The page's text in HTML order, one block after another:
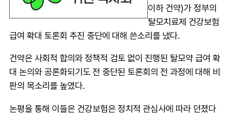
이하 건약)가 정부의
탈모치료제 건강보험
급여 확대 토론회 추진 중단에 대해 쓴소리를 냈다.
건약은 사회적 합의와 정책적 검토 없이 진행된 탈모약 급여 확
대 논의와 공론화되기도 전 중단된 토론회의 전 과정에 대해 비
판의 목소리를 높였다.
논평을 통해 이들은 건강보험은 정치적 관심사에 따라 던졌다